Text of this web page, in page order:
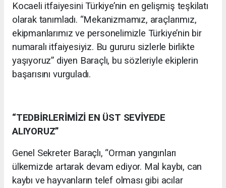
Kocaeli itfaiyesini Türkiye’nin en gelişmiş teşkilatı
olarak tanımladı. “Mekanizmamız, araçlarımız,
ekipmanlarımız ve personelimizle Türkiye’nin bir
numaralı itfaiyesiyiz. Bu gururu sizlerle birlikte
yaşıyoruz” diyen Baraçlı, bu sözleriyle ekiplerin
başarısını vurguladı.
“TEDBİRLERİMİZİ EN ÜST SEVİYEDE
ALIYORUZ”
Genel Sekreter Baraçlı, “Orman yangınları
ülkemizde artarak devam ediyor. Mal kaybı, can
kaybı ve hayvanların telef olması gibi acılar